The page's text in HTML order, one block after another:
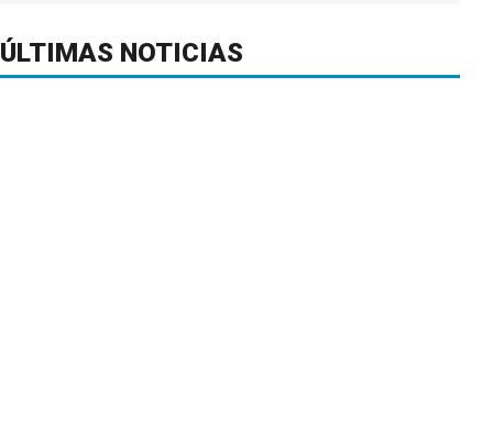
ÚLTIMAS NOTICIAS